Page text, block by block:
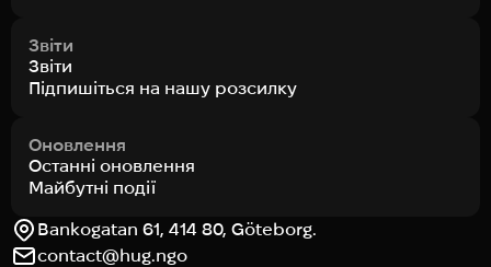
Звіти
Звіти
Підпишіться на нашу розсилку
Оновлення
Останні оновлення
Майбутні події
Bankogatan 61, 414 80, Göteborg.
contact@hug.ngo